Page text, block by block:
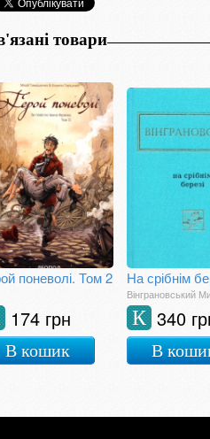
товари
поневолі. Том 2
174 грн
В кошик
На срібнім
Вінграновський
340
К
В